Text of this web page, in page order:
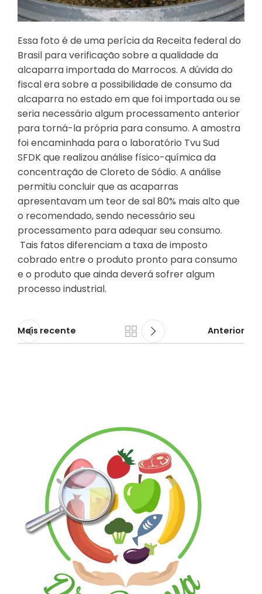
Essa foto é de uma perícia da Receita federal do
Brasil para verificação sobre a qualidade da
alcaparra importada do Marrocos. A dúvida do
fiscal era sobre a possibilidade de consumo da
alcaparra no estado em que foi importada ou se
seria necessário algum processamento anterior
para torná-la própria para consumo. A amostra
foi encaminhada para o laboratório Tvu Sud
SFDK que realizou análise físico-química da
concentração de Cloreto de Sódio. A análise
permitiu concluir que as acaparras
apresentavam um teor de sal 80% mais alto que
o recomendado, sendo necessário seu
processamento para adequar seu consumo.
Tais fatos diferenciam a taxa de imposto
cobrado entre o produto pronto para consumo
e o produto que ainda deverá sofrer algum
processo industrial.
Mais recente Anterior